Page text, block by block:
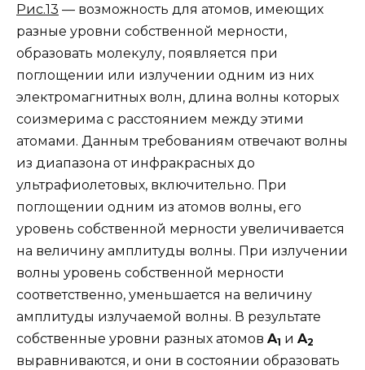
Рис.13 — возможность для атомов, имеющих
разные уровни собственной мерности,
образовать молекулу, появляется при
поглощении или излучении одним из них
электромагнитных волн, длина волны которых
соизмерима с расстоянием между этими
атомами. Данным требованиям отвечают волны
из диапазона от инфракрасных до
ультрафиолетовых, включительно. При
поглощении одним из атомов волны, его
уровень собственной мерности увеличивается
на величину амплитуды волны. При излучении
волны уровень собственной мерности
соответственно, уменьшается на величину
амплитуды излучаемой волны. В результате
собственные уровни разных атомов A1 и A2
выравниваются, и они в состоянии образовать